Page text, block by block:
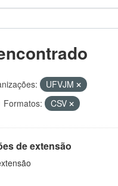
UFVJM
Formatos: CSV
de extensão